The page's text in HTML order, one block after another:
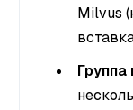
Milvus
Группа